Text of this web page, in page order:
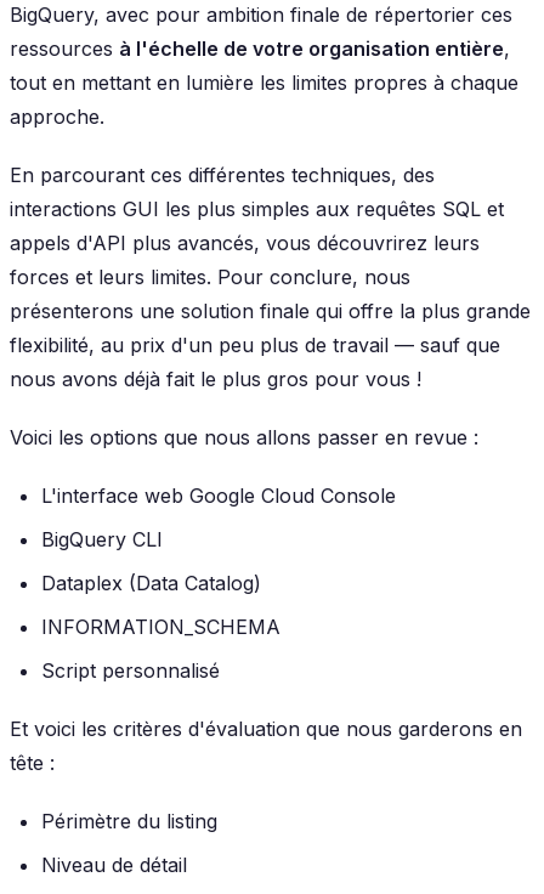
BigQuery, avec pour ambition finale de répertorier ces
ressources à l'échelle de votre organisation entière,
tout en mettant en lumière les limites propres à chaque
approche.
En parcourant ces différentes techniques, des
interactions GUI les plus simples aux requêtes SQL et
appels d'API plus avancés, vous découvrirez leurs
forces et leurs limites. Pour conclure, nous
présenterons une solution finale qui offre la plus grande
flexibilité, au prix d'un peu plus de travail — sauf que
nous avons déjà fait le plus gros pour vous !
Voici les options que nous allons passer en revue :
L'interface web Google Cloud Console
BigQuery CLI
Dataplex (Data Catalog)
INFORMATION_SCHEMA
Script personnalisé
Et voici les critères d'évaluation que nous garderons en
tête :
Périmètre du listing
Niveau de détail